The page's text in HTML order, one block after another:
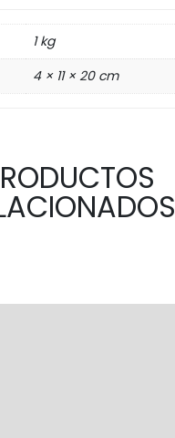
1 kg
4 × 11 × 20 cm